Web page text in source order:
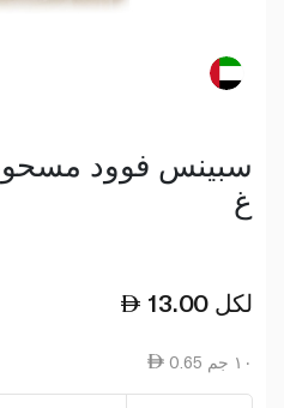
غ
13.00 لكل
0.65 ١٠ جم